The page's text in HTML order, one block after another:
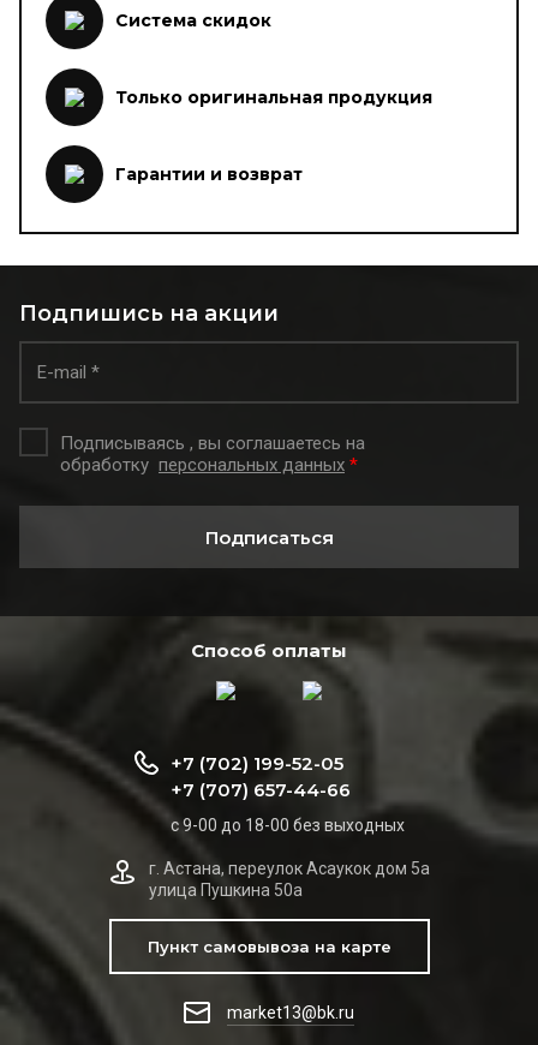
Система скидок
Только оригинальная продукция
Гарантии и возврат
Подпишись на акции
Подписываясь , вы соглашаетесь на
обработку персональных данных *
Подписаться
Способ оплаты
+7 (702) 199-52-05
+7 (707) 657-44-66
с 9-00 до 18-00 без выходных
г. Астана, переулок Асаукок дом 5а
улица Пушкина 50а
Пункт самовывоза на карте
market13@bk.ru